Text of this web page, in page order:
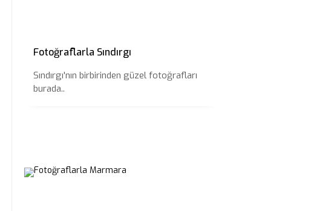
Fotoğraflarla Sındırgı
Sındırgı'nın birbirinden güzel fotoğrafları
burada..